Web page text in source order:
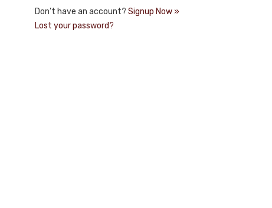
Don't have an account? Signup Now »
Lost your password?